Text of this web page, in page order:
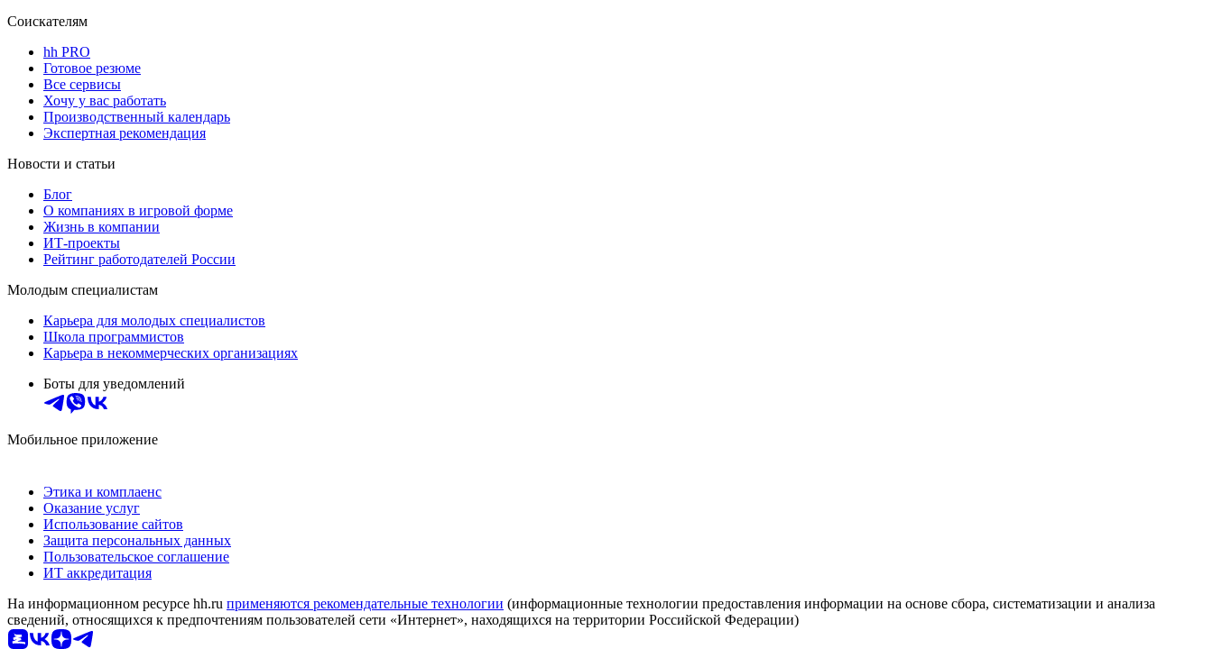
Соискателям
hh PRO
Готовое резюме
Все сервисы
Хочу у вас работать
Производственный календарь
Экспертная рекомендация
Новости и статьи
Блог
О компаниях в игровой форме
Жизнь в компании
ИТ-проекты
Рейтинг работодателей России
Молодым специалистам
Карьера для молодых специалистов
Школа программистов
Карьера в некоммерческих организациях
Боты для уведомлений
Мобильное приложение
Этика и комплаенс
Оказание услуг
Использование сайтов
Защита персональных данных
Пользовательское соглашение
ИТ аккредитация
На информационном ресурсе hh.ru применяются рекомендательные технологии (информационные технологии предоставления информации на основе сбора, систематизации и анализа
сведений, относящихся к предпочтениям пользователей сети «Интернет», находящихся на территории Российской Федерации)